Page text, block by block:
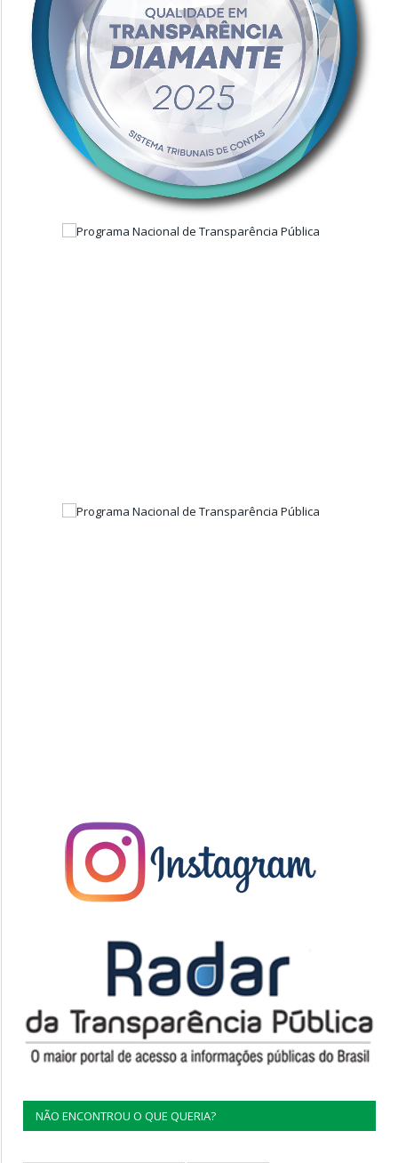
NÃO ENCONTROU O QUE QUERIA?